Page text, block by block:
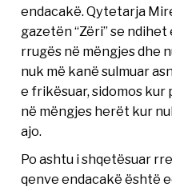
endacakë. Qytetarja
gazetën “Zëri” se
rrugës në mëngjes dhe
nuk më kanë sulmuar
e frikësuar, sidomos kur
në mëngjes herët kur
ajo.
Po ashtu i shqetësuar
qenve endacakë është